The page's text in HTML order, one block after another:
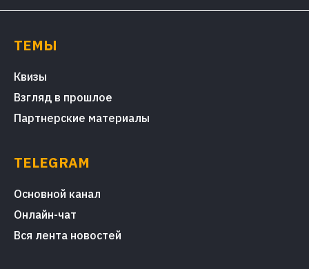
ТЕМЫ
Квизы
Взгляд в прошлое
Партнерские материалы
TELEGRAM
Основной канал
Онлайн-чат
Вся лента новостей